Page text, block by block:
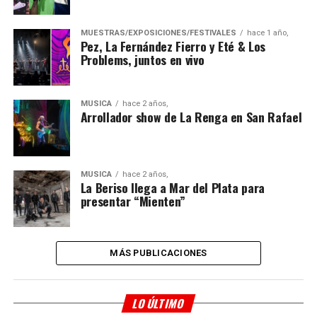
MUESTRAS/EXPOSICIONES/FESTIVALES hace 1 año,
Pez, La Fernández Fierro y Eté & Los
Problems, juntos en vivo
MÚSICA hace 2 años,
Arrollador show de La Renga en San Rafael
MÚSICA hace 2 años,
La Beriso llega a Mar del Plata para
presentar “Mienten”
MÁS PUBLICACIONES
LO ÚLTIMO